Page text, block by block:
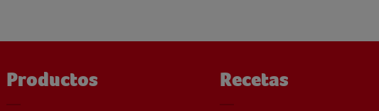
Productos Recetas